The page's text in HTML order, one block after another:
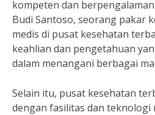
kompeten dan
Budi Santoso, seorang pakar
medis di pusat kesehatan
keahlian dan pengetahuan
dalam menangani berbagai
Selain itu, pusat kesehatan
dengan fasilitas dan teknologi